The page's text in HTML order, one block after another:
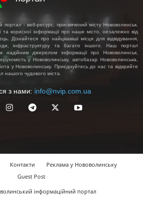
портал - веб-ресурс, присвячений місту Нововолинськ.
та корисної інформації про наше місто, незалежно від
Дізнайтеся про найцікавіші місця для відвідування,
інфраструктуру та багато іншого. Наш портал
джерелом інформації про Нововолинськ,
у Нововолинську, автобазар Нововолинська,
у Нововолинську. Приєднуйтесь до нас та відкрийте
нашого чудового міста.
з нами: info@nvip.com.ua
Контакти
Реклама у Нововолинську
Guest Post
інформаційний портал